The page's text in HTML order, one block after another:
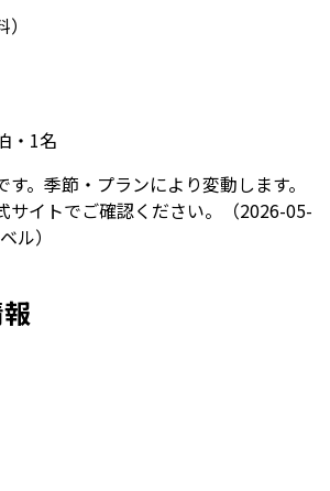
・1名
。季節・プランにより変動します。
サイトでご確認ください。
（2026-05-
ル）